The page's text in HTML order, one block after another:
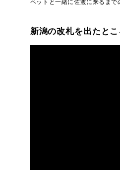
ペットと一緒に佐渡に来るまで
新潟の改札を出たと